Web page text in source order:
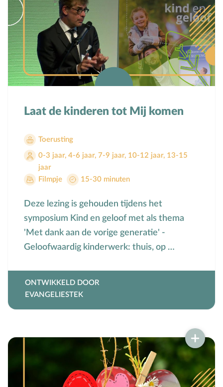
Laat de kinderen tot Mij komen
Toerusting
0-3 jaar, 4-6 jaar, 7-9 jaar, 10-12 jaar, 13-15
jaar
Filmpje
15-30 minuten
Deze lezing is gehouden tijdens het
symposium Kind en geloof met als thema
'Met dank aan de vorige generatie' -
Geloofwaardig kinderwerk: thuis, op …
ONTWIKKELD DOOR
EVANGELIESTEK